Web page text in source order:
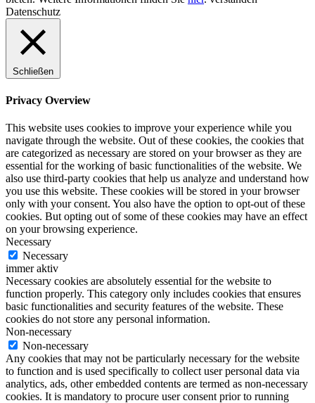
Datenschutz
Schließen
Privacy Overview
This website uses cookies to improve your experience while you
navigate through the website. Out of these cookies, the cookies that
are categorized as necessary are stored on your browser as they are
essential for the working of basic functionalities of the website. We
also use third-party cookies that help us analyze and understand how
you use this website. These cookies will be stored in your browser
only with your consent. You also have the option to opt-out of these
cookies. But opting out of some of these cookies may have an effect
on your browsing experience.
Necessary
Necessary
immer aktiv
Necessary cookies are absolutely essential for the website to
function properly. This category only includes cookies that ensures
basic functionalities and security features of the website. These
cookies do not store any personal information.
Non-necessary
Non-necessary
Any cookies that may not be particularly necessary for the website
to function and is used specifically to collect user personal data via
analytics, ads, other embedded contents are termed as non-necessary
cookies. It is mandatory to procure user consent prior to running